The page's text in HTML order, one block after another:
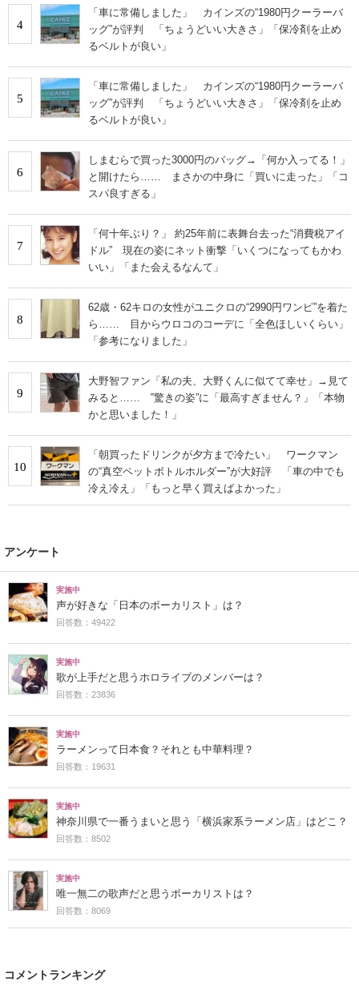
4
「車に常備しました」 カインズの“1980円クーラーバ
ッグ”が評判 「ちょうどいい大きさ」「保冷剤を止め
るベルトが良い」
5
「車に常備しました」 カインズの“1980円クーラーバ
ッグ”が評判 「ちょうどいい大きさ」「保冷剤を止め
るベルトが良い」
6
しまむらで買った3000円のバッグ→「何か入ってる！」
と開けたら…… まさかの中身に「買いに走った」「コ
スパ良すぎる」
7
「何十年ぶり？」 約25年前に表舞台去った“消費税アイ
ドル” 現在の姿にネット衝撃「いくつになってもかわ
いい」「また会えるなんて」
8
62歳・62キロの女性がユニクロの“2990円ワンピ”を着た
ら…… 目からウロコのコーデに「全色ほしいくらい」
「参考になりました」
9
大野智ファン「私の夫、大野くんに似てて幸せ」→見て
みると…… ‟驚きの姿”に「最高すぎません？」「本物
かと思いました！」
10
「朝買ったドリンクが夕方まで冷たい」 ワークマン
の“真空ペットボトルホルダー”が大好評 「車の中でも
冷え冷え」「もっと早く買えばよかった」
アンケート
実施中
声が好きな「日本のボーカリスト」は？
回答数：49422
実施中
歌が上手だと思うホロライブのメンバーは？
回答数：23836
実施中
ラーメンって日本食？それとも中華料理？
回答数：19631
実施中
神奈川県で一番うまいと思う「横浜家系ラーメン店」はどこ？
回答数：8502
実施中
唯一無二の歌声だと思うボーカリストは？
回答数：8069
コメントランキング